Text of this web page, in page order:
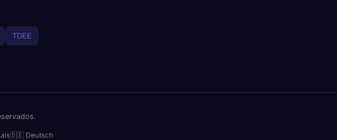
TDEE
🇩🇪 Deutsch